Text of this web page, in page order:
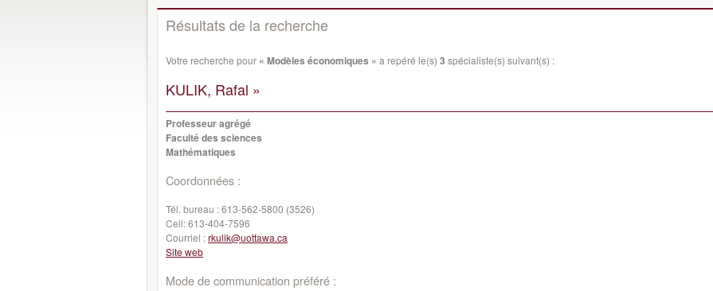
Résultats de la recherche
Votre recherche pour « Modèles économiques » a repéré le(s) 3 spécialiste(s) suivant(s) :
KULIK, Rafal »
Professeur agrégé
Faculté des sciences
Mathématiques
Coordonnées :
Tél. bureau :613-562-5800 (3526)
Cell:613-404-7596
Courriel :rkulik@uottawa.ca
Site web
Mode de communication préféré :